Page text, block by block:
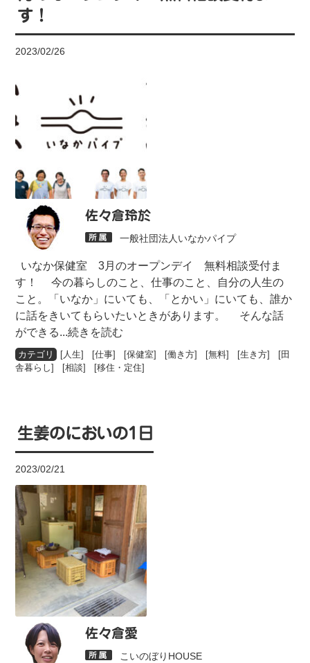
す！
2023/02/26
佐々倉玲於
一般社団法人いなかパイプ
いなか保健室 3月のオープンデイ 無料相談受付ま
す！ 今の暮らしのこと、仕事のこと、自分の人生の
こと。「いなか」にいても、「とかい」にいても、誰か
に話をきいてもらいたいときがあります。 そんな話
ができる...続きを読む
[人生] [仕事] [保健室] [働き方] [無料] [生き方] [田
舎暮らし] [相談] [移住・定住]
生姜のにおいの1日
2023/02/21
佐々倉愛
こいのぼりHOUSE